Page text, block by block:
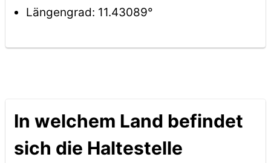
Längengrad: 11.43089°
In welchem Land befindet
sich die Haltestelle